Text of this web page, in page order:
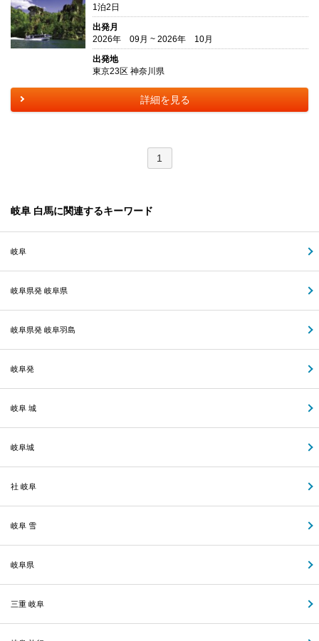
1泊2日
出発月
2026年 09月 ~ 2026年 10月
出発地
東京23区 神奈川県
詳細を見る
1
岐阜 白馬に関連するキーワード
岐阜
岐阜県発 岐阜県
岐阜県発 岐阜羽島
岐阜発
岐阜 城
岐阜城
社 岐阜
岐阜 雪
岐阜県
三重 岐阜